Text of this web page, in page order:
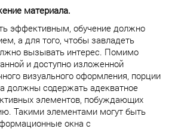
материала.
эффективным, обучение должно
а для того, чтобы завладеть
вызывать интерес. Помимо
и доступно изложенной
визуального оформления, порции
должны содержать адекватное
элементов, побуждающих
Такими элементами могут быть
окна с